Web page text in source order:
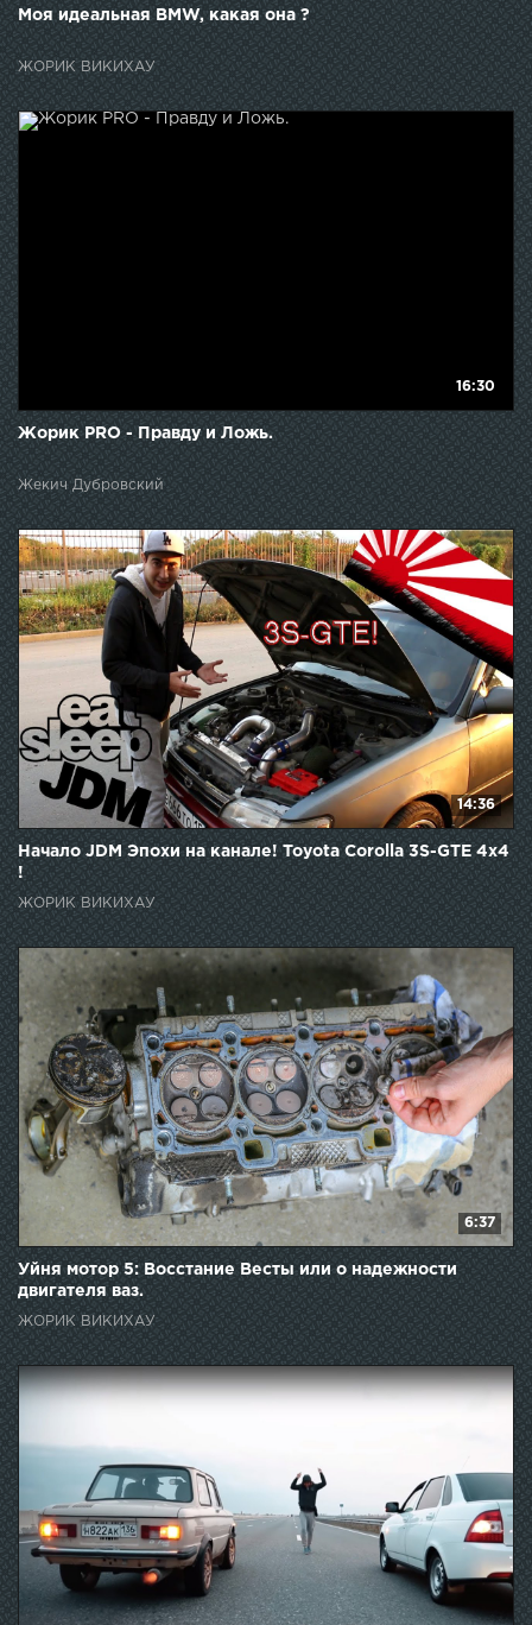
Моя идеальная BMW, какая она ?
ЖОРИК ВИКИХАУ
16:30
Жорик PRO - Правду и Ложь.
Жекич Дубровский
14:36
Начало JDM Эпохи на канале! Toyota Corolla 3S-GTE 4x4
!
ЖОРИК ВИКИХАУ
6:37
Уйня мотор 5: Восстание Весты или о надежности
двигателя ваз.
ЖОРИК ВИКИХАУ